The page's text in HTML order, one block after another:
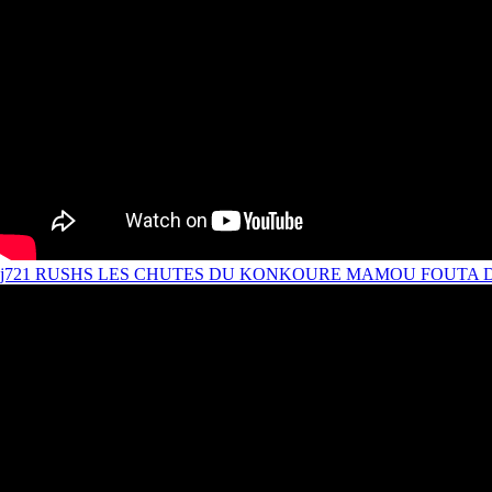
j721 RUSHS LES CHUTES DU KONKOURE MAMOU FOUTA